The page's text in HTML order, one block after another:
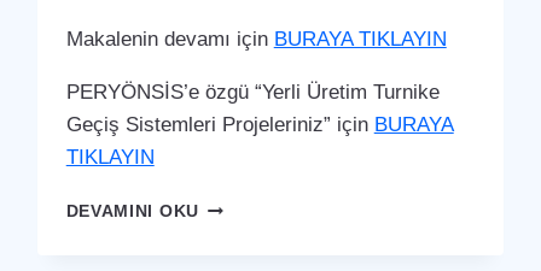
Makalenin devamı için BURAYA TIKLAYIN
PERYÖNSİS’e özgü “Yerli Üretim Turnike
Geçiş Sistemleri Projeleriniz” için BURAYA
TIKLAYIN
DEVAMINI OKUBAKIRKÖY